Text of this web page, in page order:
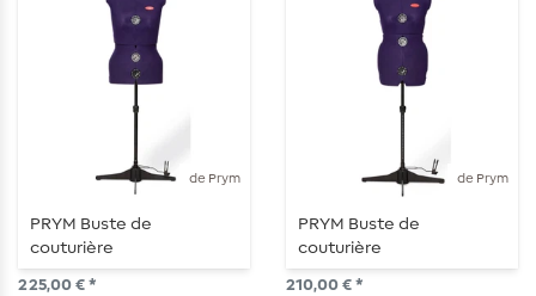
de Prym
PRYM Buste de
couturière
225,00 € *
de Prym
PRYM Buste de
couturière
210,00 € *